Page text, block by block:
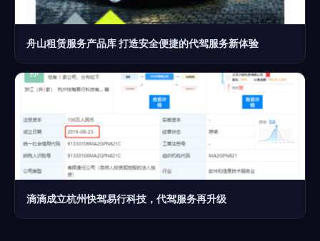
舟山租赁服务产品库 打造安全便捷的代驾服务新体验
滴滴成立杭州快驾易行科技，代驾服务再升级